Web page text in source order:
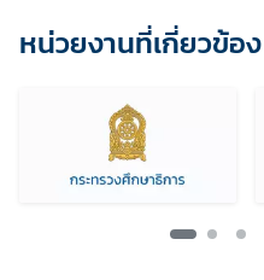
หน่วยงานที่เกี่ยวข้อง